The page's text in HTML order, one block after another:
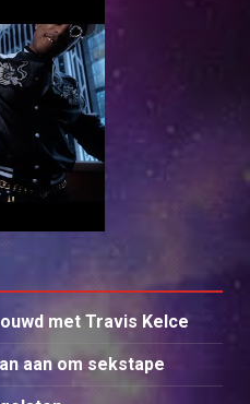
met Travis Kelce
aan om sekstape